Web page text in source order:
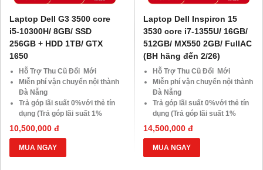
Laptop Dell G3 3500 core
i5-10300H/ 8GB/ SSD
256GB + HDD 1TB/ GTX
1650
Hỗ Trợ Thu Cũ Đổi Mới
Miễn phí vận chuyển nội thành
Đà Nẵng
Trả góp lãi suất 0%với thẻ tín
dụng (Trả góp lãi suất 1%
HDsaison - chỉ cần CMND
BLX hoặc hộ khẩu gốc )
Giảm 20%khi nâng cấp Ram-
SSD
10,500,000 đ
MUA NGAY
Laptop Dell Inspiron 15
3530 core i7-1355U/ 16GB/
512GB/ MX550 2GB/ FullAC
(BH hãng đến 2/26)
Hỗ Trợ Thu Cũ Đổi Mới
Miễn phí vận chuyển nội thành
Đà Nẵng
Trả góp lãi suất 0%với thẻ tín
dụng (Trả góp lãi suất 1%
HDsaison - chỉ cần CMND
BLX hoặc hộ khẩu gốc )
Giảm 20%khi nâng cấp Ram-
SSD
14,500,000 đ
MUA NGAY